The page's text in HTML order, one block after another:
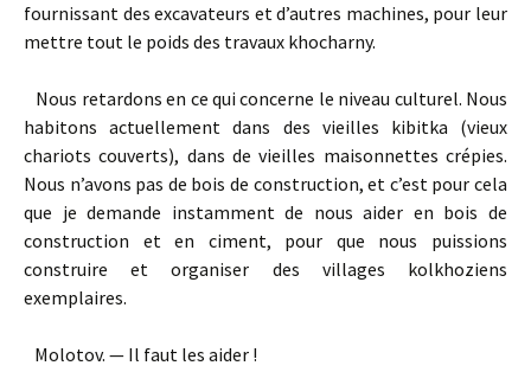
fournissant des excavateurs et d’autres machines, pour leur
mettre tout le poids des travaux khocharny.
Nous retardons en ce qui concerne le niveau culturel. Nous
habitons actuellement dans des vieilles kibitka (vieux
chariots couverts), dans de vieilles maisonnettes crépies.
Nous n’avons pas de bois de construction, et c’est pour cela
que je demande instamment de nous aider en bois de
construction et en ciment, pour que nous puissions
construire et organiser des villages kolkhoziens
exemplaires.
Molotov. — Il faut les aider !